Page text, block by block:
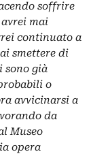
soffrire
mai
continuato a
smettere di
sono già
o
avvicinarsi a
da
Museo
opera